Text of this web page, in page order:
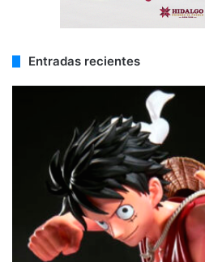
Entradas recientes